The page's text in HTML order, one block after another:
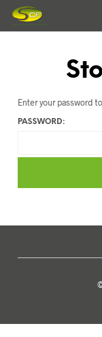
Enter your password
PASSWORD: